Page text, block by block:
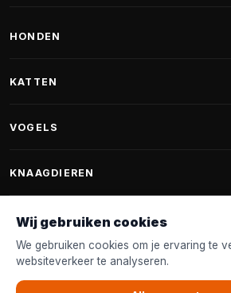
HONDEN
Fantail hondenmanden
Hondenspeelgoed
Halsband & Lijn
Shampoo & Verzorging
KATTEN
Krabpalen voor Maine Coon
Kattenmanden
VOGELS
Vogelvoer binnenvogels
Voederhuisjes
Nestkastjes & Nesting
Tuinvogelvoer
KNAAGDIEREN
Knaagdierenvoer
Accessoires
KLANTENSERVICE
Wij gebruiken cookies
We gebruiken cookies om je ervaring te
websiteverkeer te analyseren.